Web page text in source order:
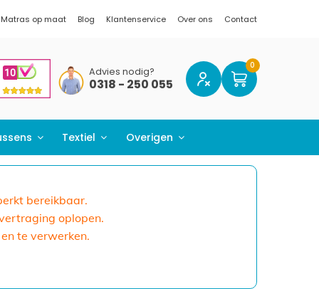
Matras op maat Blog Klantenservice Over ons Contact
Advies nodig?
0318 - 250 055
Textiel Overigen
bereikbaar.
oplopen.
te verwerken.